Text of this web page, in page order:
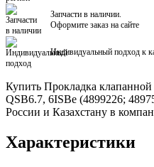
Запчасти в наличии.
Оформите заказ на сайте
Индивидуальный подход к
Купить Прокладка
QSB6.7, 6ISBe (4899226;
России и Казахстану в
Характеристики